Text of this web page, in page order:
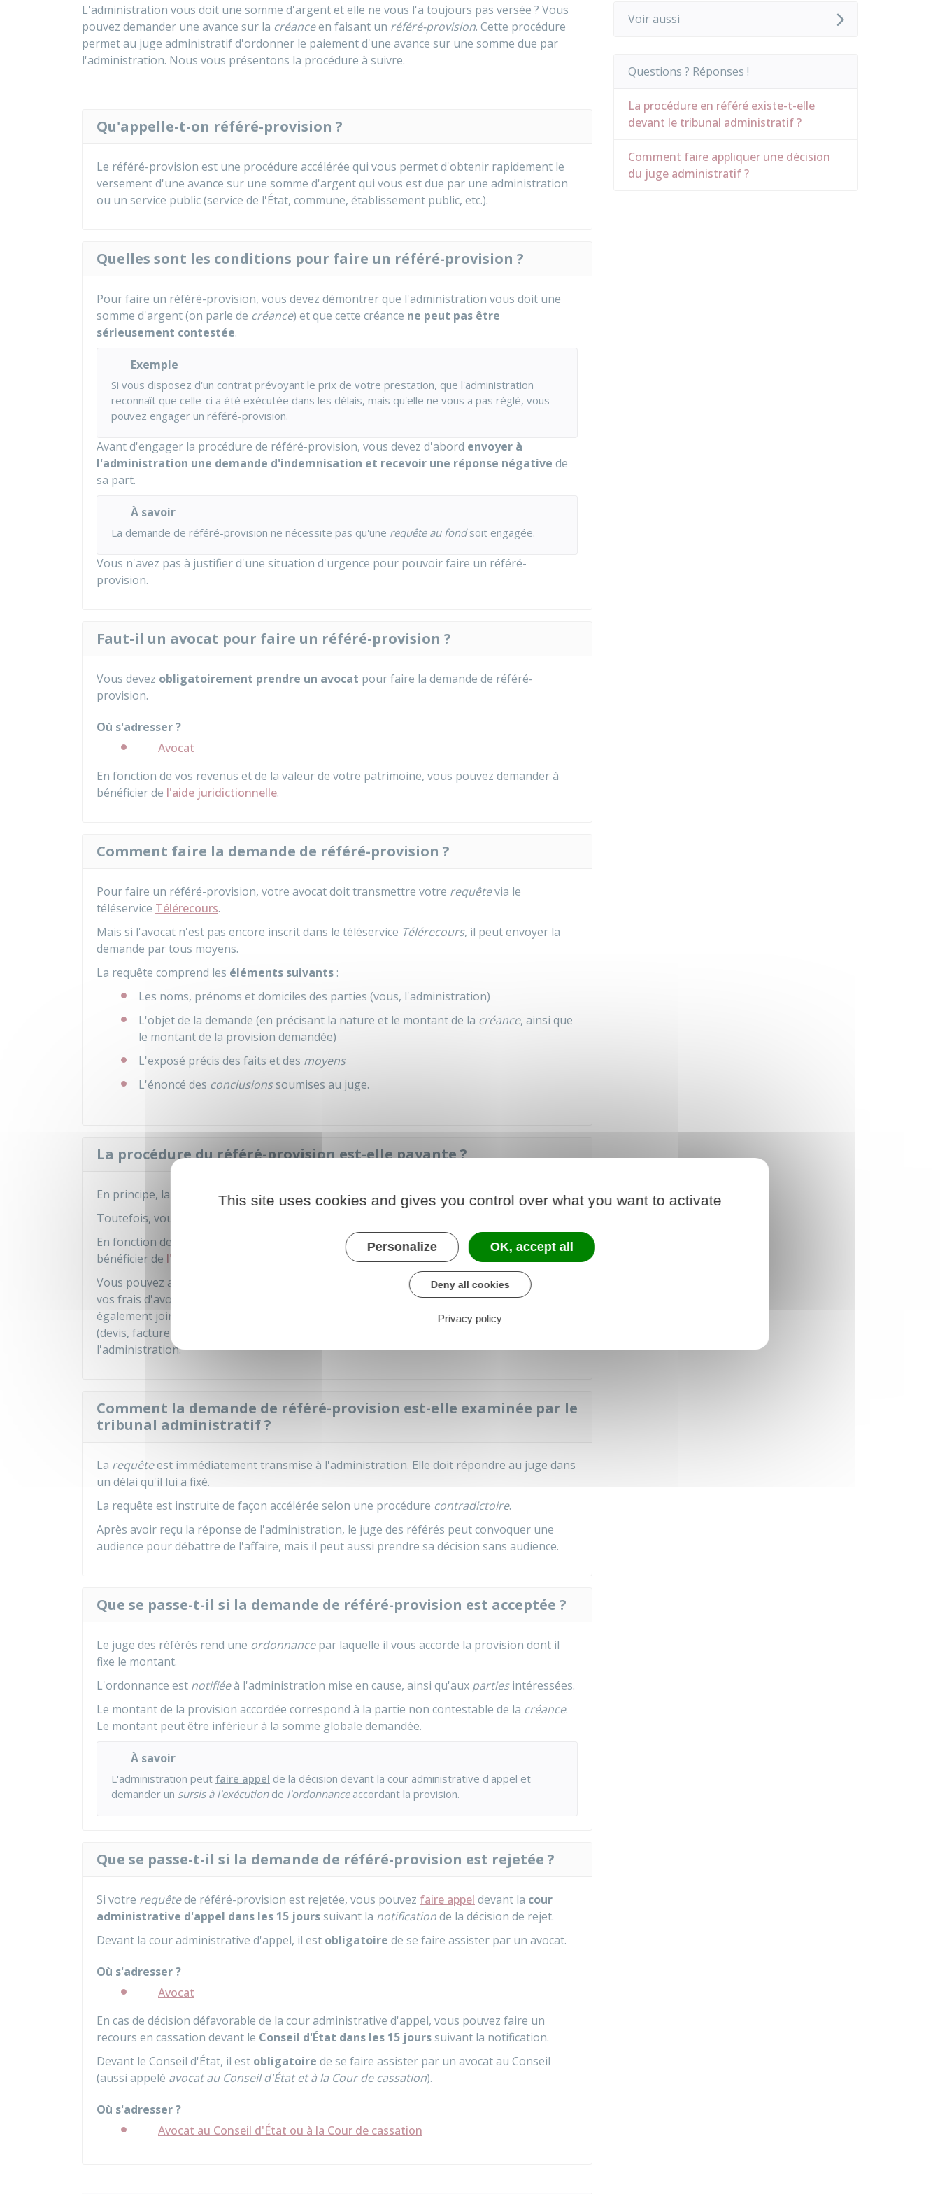
L'administration vous doit une somme d'argent et elle ne vous l'a toujours pas versée ? Vous
pouvez demander une avance sur la créanceen faisant un référé-provision. Cette procédure
permet au juge administratif d'ordonner le paiement d'une avance sur une somme due par
l'administration. Nous vous présentons la procédure à suivre.
Qu'appelle-t-on référé-provision ?
Le référé-provision est une procédure accélérée qui vous permet d'obtenir rapidement le
versement d'une avance sur une somme d'argent qui vous est due par une administration
ou un service public (service de l'État, commune, établissement public, etc.).
Quelles sont les conditions pour faire un référé-provision ?
Pour faire un référé-provision, vous devez démontrer que l'administration vous doit une
somme d'argent (on parle de créance) et que cette créance ne peut pas être
sérieusement contestée.
Exemple
Si vous disposez d'un contrat prévoyant le prix de votre prestation, que l'administration
reconnaît que celle-ci a été exécutée dans les délais, mais qu'elle ne vous a pas réglé, vous
pouvez engager un référé-provision.
Avant d'engager la procédure de référé-provision, vous devez d'abord envoyer à
l'administration une demande d'indemnisation et recevoir une réponse négative de
sa part.
À savoir
La demande de référé-provision ne nécessite pas qu'une requête au fondsoit engagée.
Vous n'avez pas à justifier d'une situation d'urgence pour pouvoir faire un référé-
provision.
Faut-il un avocat pour faire un référé-provision ?
Vous devez obligatoirement prendre un avocat pour faire la demande de référé-
provision.
Où s'adresser ?
Avocat
En fonction de vos revenus et de la valeur de votre patrimoine, vous pouvez demander à
bénéficier de l'aide juridictionnelle.
Comment faire la demande de référé-provision ?
Pour faire un référé-provision, votre avocat doit transmettre votre requêtevia le
téléservice Télérecours.
Mais si l'avocat n'est pas encore inscrit dans le téléservice Télérecours, il peut envoyer la
demande par tous moyens.
La requête comprend les éléments suivants :
Les noms, prénoms et domiciles des parties (vous, l'administration)
L'objet de la demande (en précisant la nature et le montant de la créance, ainsi que
le montant de la provision demandée)
L'exposé précis des faits et des moyens
L'énoncé des conclusionssoumises au juge.
La procédure du référé-provision est-elle payante ?
En principe, la demande de référé-provision est gratuite.
Toutefois, vous devez obligatoirement
En fonction de vos revenus et de la valeur de votre patrimoine, vous pouvez demander à
bénéficier de l'aide juridictionnelle
Vous pouvez aussi demander au tribunal de condamner l'administration à vous rembourser
vos frais d'avocat. Vous devez en faire la demande argumentée par écrit. Vous devez
également joindre tous les documents permettant de justifier le montant des frais avancés
(devis, facture, etc.). À la fin du procès, le juge prend la décision ou non de condamner
l'administration.
Comment la demande de référé-provision est-elle examinée par le
tribunal administratif ?
La requêteest immédiatement transmise à l'administration. Elle doit répondre au juge dans
un délai qu'il lui a fixé.
La requête est instruite de façon accélérée selon une procédure contradictoire.
Après avoir reçu la réponse de l'administration, le juge des référés peut convoquer une
audience pour débattre de l'affaire, mais il peut aussi prendre sa décision sans audience.
Que se passe-t-il si la demande de référé-provision est acceptée ?
Le juge des référés rend une ordonnancepar laquelle il vous accorde la provision dont il
fixe le montant.
L'ordonnance est notifiéeà l'administration mise en cause, ainsi qu'aux partiesintéressées.
Le montant de la provision accordée correspond à la partie non contestable de la créance.
Le montant peut être inférieur à la somme globale demandée.
À savoir
L'administration peut faire appel de la décision devant la cour administrative d'appel et
demander un sursis à l'exécutionde l'ordonnanceaccordant la provision.
Que se passe-t-il si la demande de référé-provision est rejetée ?
Si votre requêtede référé-provision est rejetée, vous pouvez faire appel devant la cour
administrative d'appel dans les 15 jourssuivant la notificationde la décision de rejet.
Devant la cour administrative d'appel, il est obligatoire de se faire assister par un avocat.
Où s'adresser ?
Avocat
En cas de décision défavorable de la cour administrative d'appel, vous pouvez faire un
recours en cassation devant le Conseil d'État dans les 15 jourssuivant la notification.
Devant le Conseil d'État, il est obligatoire de se faire assister par un avocat au Conseil
(aussi appelé avocat au Conseil d'État et à la Cour de cassation).
Où s'adresser ?
Avocat au Conseil d'État ou à la Cour de cassation
Voir aussi
Questions ? Réponses !
La procédure en référé existe-t-elle
devant le tribunal administratif ?
Comment faire appliquer une décision
du juge administratif ?
This site uses cookies and gives you control over what you want to activate
Personalize OK, accept all
Deny all cookies
Privacy policy